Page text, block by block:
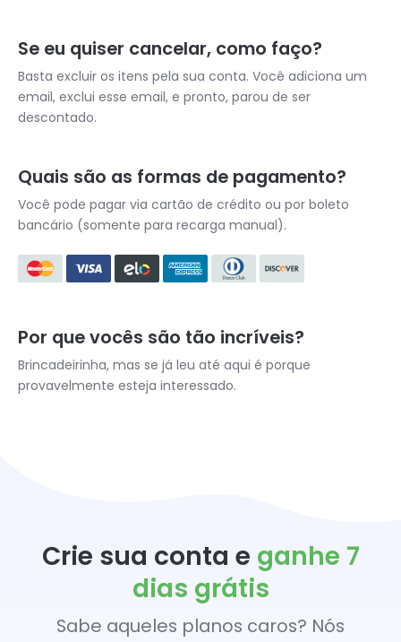
Se eu quiser cancelar, como faço?
Basta excluir os itens pela sua conta. Você adiciona um
email, exclui esse email, e pronto, parou de ser
descontado.
Quais são as formas de pagamento?
Você pode pagar via cartão de crédito ou por boleto
bancário (somente para recarga manual).
Por que vocês são tão incríveis?
Brincadeirinha, mas se já leu até aqui é porque
provavelmente esteja interessado.
Crie sua conta e ganhe 7
dias grátis
Sabe aqueles planos caros? Nós